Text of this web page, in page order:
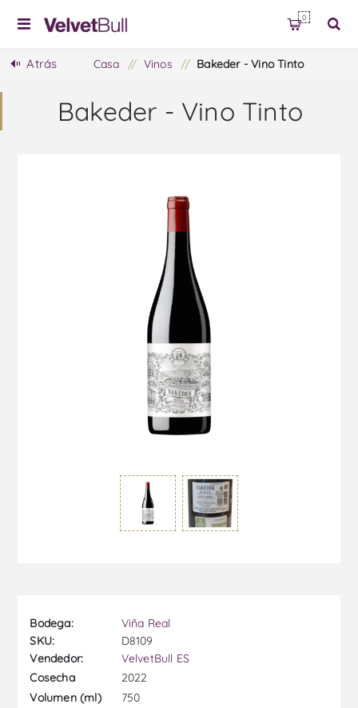
0
Atrás Casa / Vinos / Bakeder - Vino Tinto
Bakeder - Vino Tinto
Bodega:
Viña Real
SKU:
D8109
Vendedor:
VelvetBull ES
Cosecha
2022
Volumen (ml)
750